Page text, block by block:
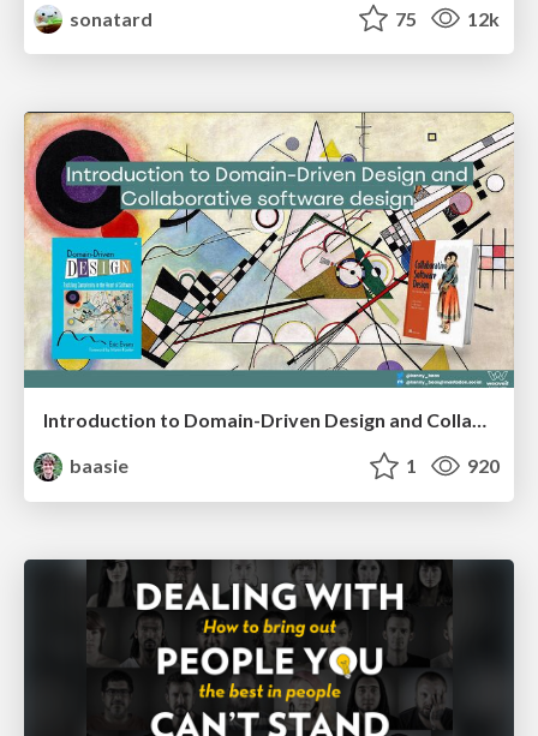
sonatard
75 12k
Introduction to Domain-Driven Design and Collaborative software design
baasie
1 920